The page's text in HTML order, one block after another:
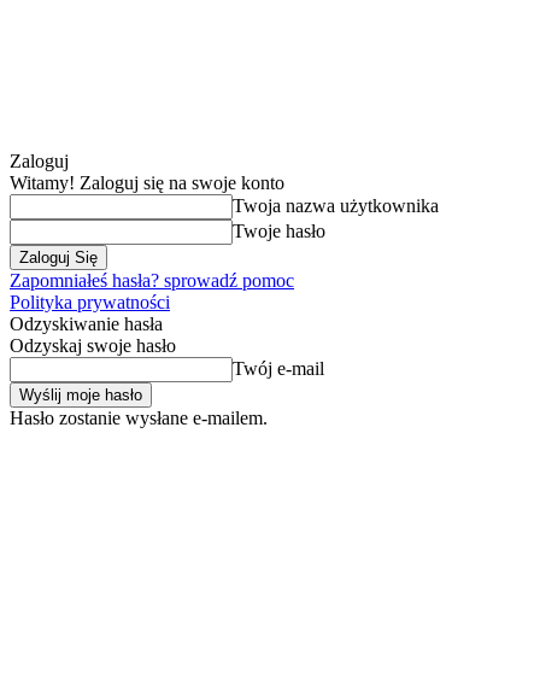
Zaloguj
Witamy! Zaloguj się na swoje konto
Twoja nazwa użytkownika
Twoje hasło
Zapomniałeś hasła? sprowadź pomoc
Polityka prywatności
Odzyskiwanie hasła
Odzyskaj swoje hasło
Twój e-mail
Hasło zostanie wysłane e-mailem.